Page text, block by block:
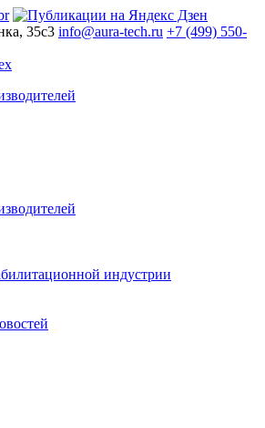
35с3 info@aura-tech.ru +7 (499) 550-
индустрии